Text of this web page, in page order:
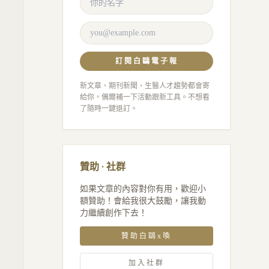
訂閱白鷗電子報
新文章、期刊新聞、生醫人才趨勢都會寄
給你，偶爾補一下活動跟新工具。不想看
了隨時一鍵退訂。
贊助 · 社群
如果文章的內容對你有用，歡迎小
額贊助！會給我很大鼓勵，讓我動
力繼續創作下去！
贊助白鷗x喚
加入社群